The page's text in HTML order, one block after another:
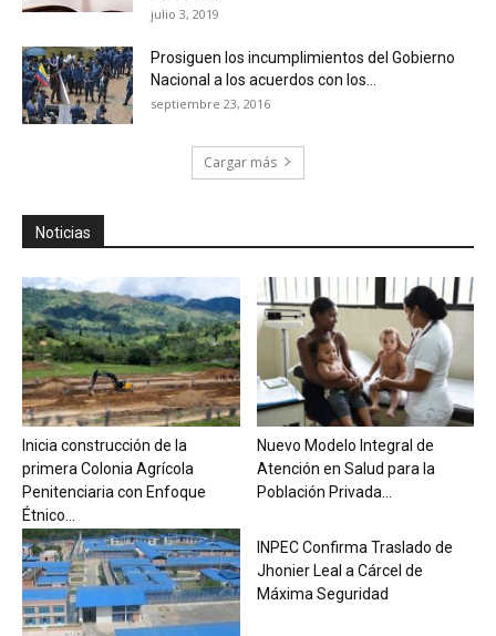
julio 3, 2019
Prosiguen los incumplimientos del Gobierno
Nacional a los acuerdos con los...
septiembre 23, 2016
Cargar más
Noticias
Inicia construcción de la
primera Colonia Agrícola
Penitenciaria con Enfoque
Étnico...
Nuevo Modelo Integral de
Atención en Salud para la
Población Privada...
INPEC Confirma Traslado de
Jhonier Leal a Cárcel de
Máxima Seguridad